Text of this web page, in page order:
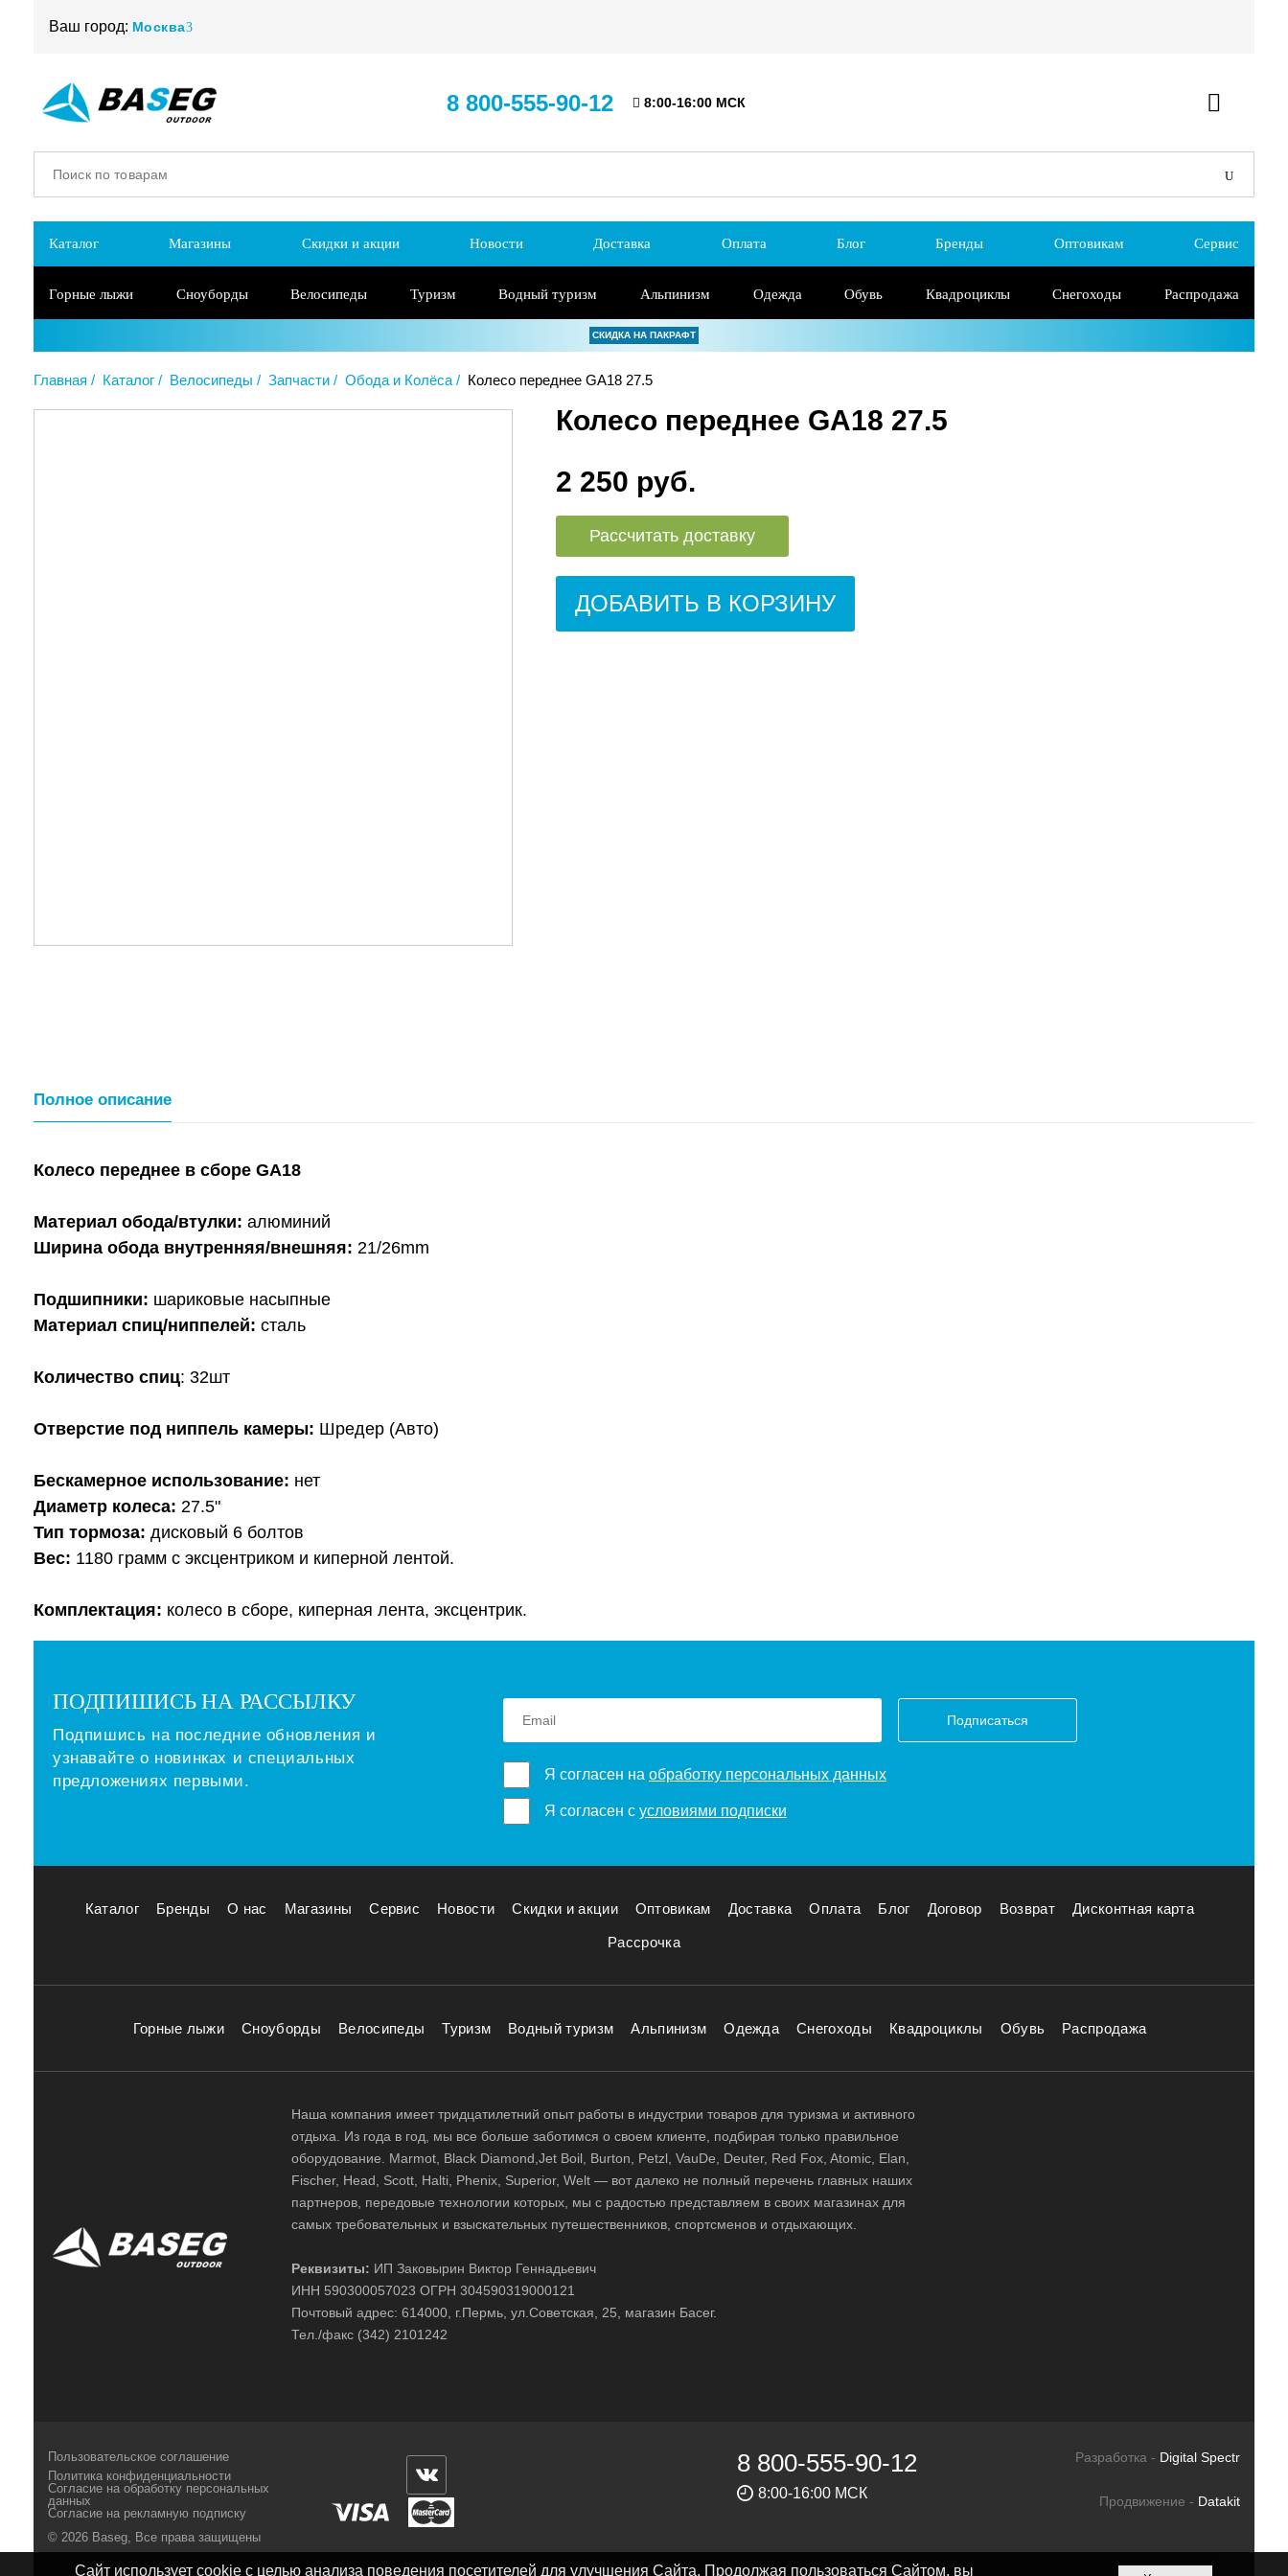
Ваш город: Москва
8 800-555-90-12 8:00-16:00 МСК
Каталог Магазины Скидки и акции Новости Доставка Оплата Блог Бренды Оптовикам Сервис
Горные лыжи Сноуборды Велосипеды Туризм Водный туризм Альпинизм Одежда Обувь Квадроциклы Снегоходы Распродажа
СКИДКА НА ПАКРАФТ
Главная Каталог Велосипеды Запчасти Обода и Колёса Колесо переднее GA18 27.5
Колесо переднее GA18 27.5
2 250 руб.
Рассчитать доставку
ДОБАВИТЬ В КОРЗИНУ
Полное описание
Колесо переднее в сборе GA18
Материал обода/втулки: алюминий
Ширина обода внутренняя/внешняя: 21/26mm
Подшипники: шариковые насыпные
Материал спиц/ниппелей: сталь
Количество спиц: 32шт
Отверстие под ниппель камеры: Шредер (Авто)
Бескамерное использование: нет
Диаметр колеса: 27.5"
Тип тормоза: дисковый 6 болтов
Вес: 1180 грамм с эксцентриком и киперной лентой.
Комплектация: колесо в сборе, киперная лента, эксцентрик.
ПОДПИШИСЬ НА РАССЫЛКУ
Подпишись на последние обновления и
узнавайте о новинках и специальных
предложениях первыми.
Подписаться
Я согласен на обработку персональных данных
Я согласен с условиями подписки
Каталог Бренды О нас Магазины Сервис Новости Скидки и акции Оптовикам Доставка Оплата Блог Договор Возврат Дисконтная карта
Рассрочка
Горные лыжи Сноуборды Велосипеды Туризм Водный туризм Альпинизм Одежда Снегоходы Квадроциклы Обувь Распродажа
Наша компания имеет тридцатилетний опыт работы в индустрии товаров для туризма и активного
отдыха. Из года в год, мы все больше заботимся о своем клиенте, подбирая только правильное
оборудование. Marmot, Black Diamond,Jet Boil, Burton, Petzl, VauDe, Deuter, Red Fox, Atomic, Elan,
Fischer, Head, Scott, Halti, Phenix, Superior, Welt — вот далеко не полный перечень главных наших
партнеров, передовые технологии которых, мы с радостью представляем в своих магазинах для
самых требовательных и взыскательных путешественников, спортсменов и отдыхающих.
Реквизиты: ИП Заковырин Виктор Геннадьевич
ИНН 590300057023 ОГРН 304590319000121
Почтовый адрес: 614000, г.Пермь, ул.Советская, 25, магазин Басег.
Тел./факс (342) 2101242
Пользовательское соглашение
Политика конфиденциальности
Согласие на обработку персональных
данных
Согласие на рекламную подписку
© 2026 Baseg, Все права защищены
8 800-555-90-12
8:00-16:00 МСК
Разработка - Digital Spectr
Продвижение - Datakit
Сайт использует cookie с целью анализа поведения посетителей для улучшения Сайта. Продолжая пользоваться Сайтом, вы